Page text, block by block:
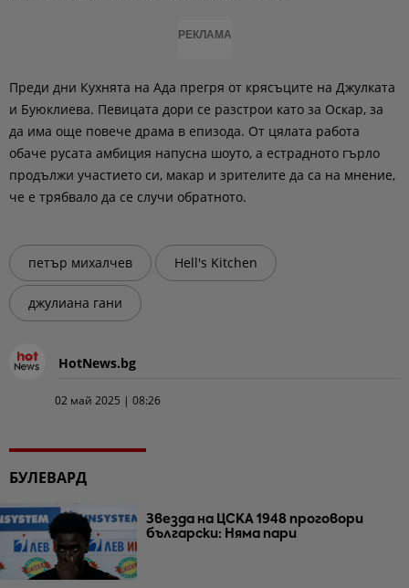
РЕКЛАМА
Преди дни Кухнята на Ада прегря от крясъците на Джулката
и Буюклиева. Певицата дори се разстрои като за Оскар, за
да има още повече драма в епизода. От цялата работа
обаче русата амбиция напусна шоуто, а естрадното гърло
продължи участието си, макар и зрителите да са на мнение,
че е трябвало да се случи обратното.
петър михалчев Hell's Kitchen
джулиана гани
HotNews.bg
02 май 2025 | 08:26
БУЛЕВАРД
Звезда на ЦСКА 1948 проговори
български: Няма пари